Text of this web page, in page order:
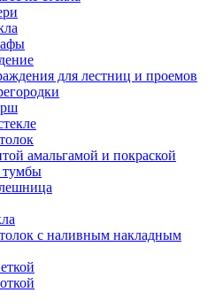
для лестниц и проемов
амальгамой и покраской
тумбы
с наливным накладным